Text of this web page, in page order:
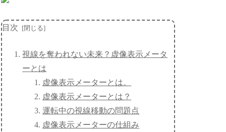
目次
視線を奪われない未来？虚像表示メータ
ーとは
虚像表示メーターとは。
虚像表示メーターとは？
運転中の視線移動の問題点
虚像表示メーターの仕組み